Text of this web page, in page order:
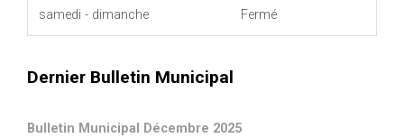
samedi - dimanche Fermé
Dernier Bulletin Municipal
Bulletin Municipal Décembre 2025